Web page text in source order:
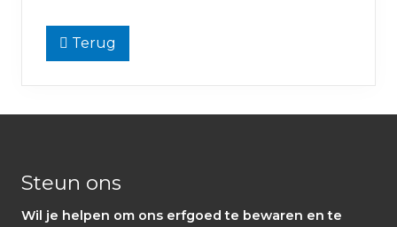
Terug
Steun ons
Wil je helpen om ons erfgoed te bewaren en te